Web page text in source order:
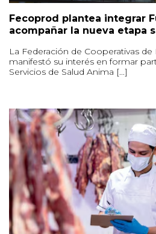
Fecoprod plantea integrar
acompañar la nueva etapa
La Federación de Cooperativas
manifestó su interés en formar
Servicios de Salud Anima [...]